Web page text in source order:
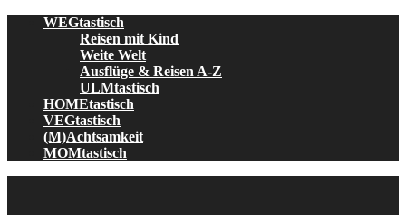
WEGtastisch
Reisen mit Kind
Weite Welt
Ausflüge & Reisen A-Z
ULMtastisch
HOMEtastisch
VEGtastisch
(M)Achtsamkeit
MOMtastisch